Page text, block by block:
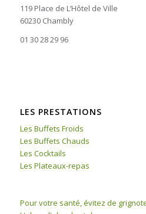
119 Place de L’Hôtel de Ville
60230 Chambly
01 30 28 29 96
LES PRESTATIONS
Les Buffets Froids
Les Buffets Chauds
Les Cocktails
Les Plateaux-repas
Pour votre santé, évitez de